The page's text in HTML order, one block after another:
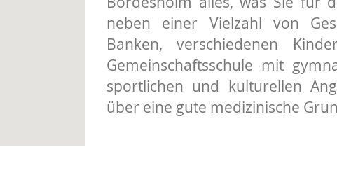
neben einer Vielzahl von
Banken, verschiedenen
Gemeinschaftsschule mit
sportlichen und kulturellen
über eine gute medizinische